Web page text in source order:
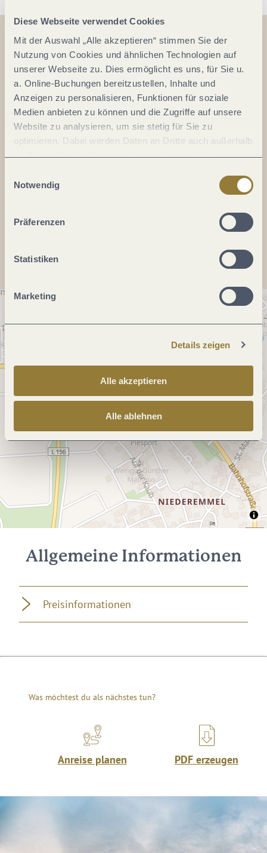
Diese Webseite verwendet Cookies
Mit der Auswahl „Alle akzeptieren“ stimmen Sie der
Nutzung von Cookies und ähnlichen Technologien auf
unserer Webseite zu. Dies ermöglicht es uns, für Sie u.
a. Online-Buchungen bereitzustellen, Inhalte und
Anzeigen zu personalisieren, Funktionen für soziale
Medien anbieten zu können und die Zugriffe auf unsere
Website zu analysieren, um sie stetig für Sie zu
optimieren. Dabei werden Daten an Dritte auch außerhalb
der Europäischen Union weitergegeben und dort
jederzeit widerrufen werden. Mit der Auswahl "Alle
ablehnen" kann es zu Beeinträchtigungen in der Nutzung
Notwendig
Präferenzen
Statistiken
Marketing
Details zeigen
Alle akzeptieren
Alle ablehnen
Auf der Karte
Moseltalhalle Piesport
Bahnhofstraße 33a
54498 Piesport
DE
E-Mail:m.mildenberger@bernkastel-kues.de
Allgemeine Informationen
Preisinformationen
Was möchtest du als nächstes tun?
Anreise planen PDF erzeugen